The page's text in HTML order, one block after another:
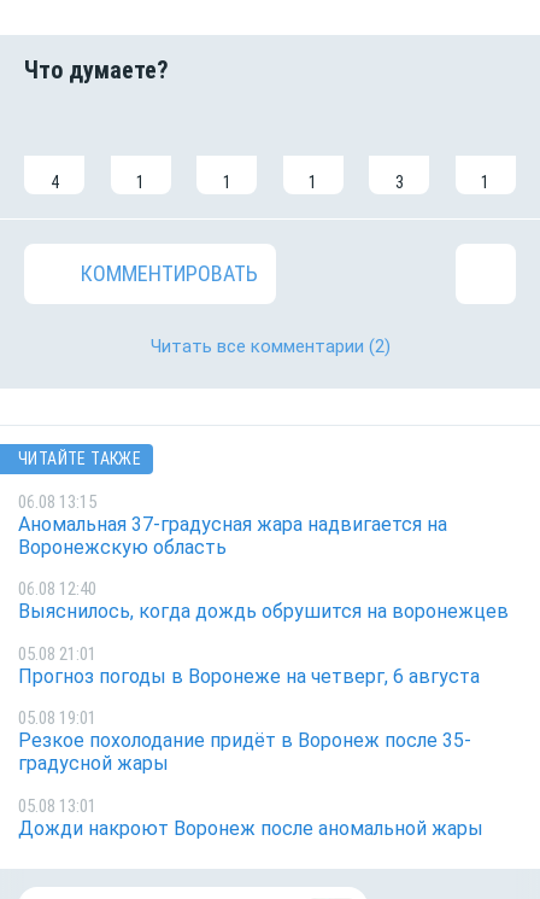
4 1 1 1 3 1
КОММЕНТИРОВАТЬ
Читать все комментарии (2)
ЧИТАЙТЕ ТАКЖЕ
06.08 13:15
Аномальная 37-градусная жара надвигается на
Воронежскую область
06.08 12:40
Выяснилось, когда дождь обрушится на воронежцев
05.08 21:01
Прогноз погоды в Воронеже на четверг, 6 августа
05.08 19:01
Резкое похолодание придёт в Воронеж после 35-
градусной жары
05.08 13:01
Дожди накроют Воронеж после аномальной жары